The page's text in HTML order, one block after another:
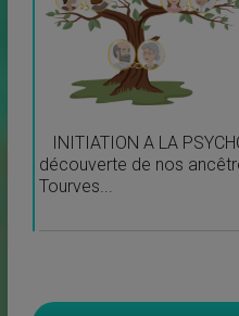
INITIATION A LA
découverte de nos
Tourves...